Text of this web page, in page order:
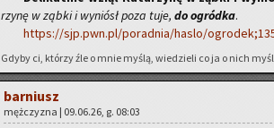
rzy­nę w ząbki i wy­niósł poza tuje, do ogród­ka.
https://sjp.pwn.pl/poradnia/haslo/
Gdyby ci, któ­rzy źle o mnie myślą, wie­dzie­li co ja o nich
bar­niusz
męż­czy­zna | 09.06.26, g. 08:03